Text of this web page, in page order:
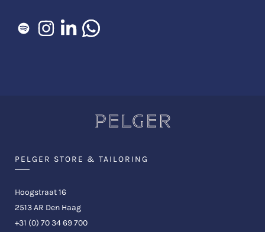
PELGER STORE & TAILORING
Hoogstraat 16
2513 AR Den Haag
+31 (0) 70 34 69 700